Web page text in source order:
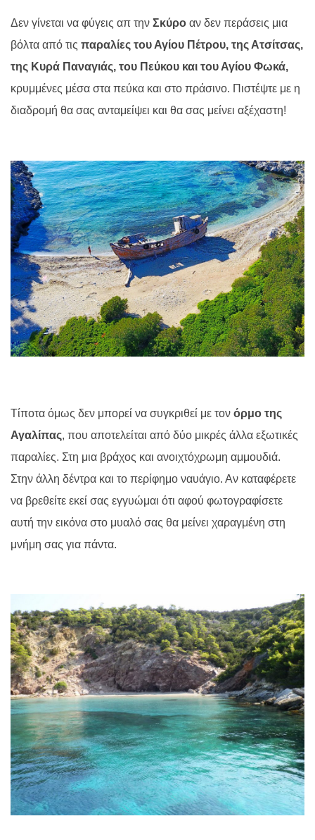
Δεν γίνεται να φύγεις απ την Σκύρο αν δεν περάσεις μια
βόλτα από τις παραλίες του Αγίου Πέτρου, της Ατσίτσας,
της Κυρά Παναγιάς, του Πεύκου και του Αγίου Φωκά,
κρυμμένες μέσα στα πεύκα και στο πράσινο. Πιστέψτε με η
διαδρομή θα σας ανταμείψει και θα σας μείνει αξέχαστη!
Τίποτα όμως δεν μπορεί να συγκριθεί με τον όρμο της
Αγαλίπας, που αποτελείται από δύο μικρές άλλα εξωτικές
παραλίες. Στη μια βράχος και ανοιχτόχρωμη αμμουδιά.
Στην άλλη δέντρα και το περίφημο ναυάγιο. Αν καταφέρετε
να βρεθείτε εκεί σας εγγυώμαι ότι αφού φωτογραφίσετε
αυτή την εικόνα στο μυαλό σας θα μείνει χαραγμένη στη
μνήμη σας για πάντα.